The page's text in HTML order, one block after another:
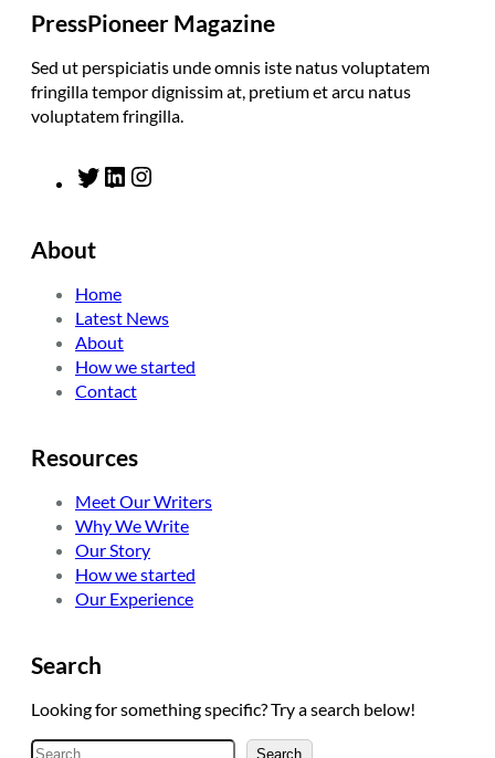
m
PressPioneer Magazine
Sed ut perspiciatis unde omnis iste natus voluptatem
fringilla tempor dignissim at, pretium et arcu natus
voluptatem fringilla.
T
e
r
L
I
r
m
About
Home
Latest News
About
How we started
Contact
Resources
Meet Our Writers
Why We Write
Our Story
How we started
Our Experience
Search
Looking for something specific? Try a search below!
A
Search